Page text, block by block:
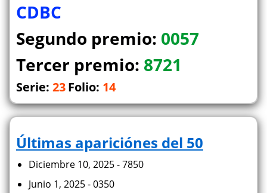
CDBC
Segundo premio: 0057
Tercer premio: 8721
Serie: 23Folio: 14
Últimas apariciónes del 50
Diciembre 10, 2025 - 7850
Junio 1, 2025 - 0350